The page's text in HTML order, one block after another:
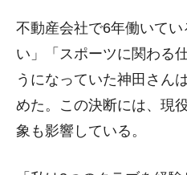
不動産会社で6年働いて
い」「スポーツに関わる
うになっていた神田さん
めた。この決断には、現
象も影響している。